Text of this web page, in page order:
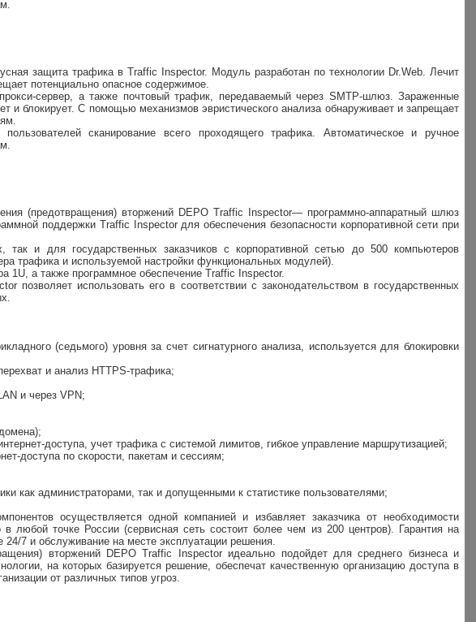
защита трафика в Traffic Inspector. Модуль разработан по технологии Dr.Web. Лечит
потенциально опасное содержимое.
сервер, а также почтовый трафик, передаваемый через SMTP-шлюз. Зараженные
и блокирует. С помощью механизмов эвристического анализа обнаруживает и запрещает
сканирование всего проходящего трафика. Автоматическое и ручное
(предотвращения) вторжений DEPO Traffic Inspector— программно-аппаратный шлюз
поддержки Traffic Inspector для обеспечения безопасности корпоративной сети при
так и для государственных заказчиков с корпоративной сетью до 500 компьютеров
трафика и используемой настройки функциональных модулей).
1U, а также программное обеспечение Traffic Inspector.
использовать его в соответствии с законодательством в государственных
(седьмого) уровня за счет сигнатурного анализа, используется для блокировки
и анализ HTTPS-трафика;
и через VPN;
доступа, учет трафика с системой лимитов, гибкое управление маршрутизацией;
доступа по скорости, пакетам и сессиям;
как администраторами, так и допущенными к статистике пользователями;
осуществляется одной компанией и избавляет заказчика от необходимости
точке России (сервисная сеть состоит более чем из 200 центров). Гарантия на
7 и обслуживание на месте эксплуатации решения.
вторжений DEPO Traffic Inspector идеально подойдет для среднего бизнеса и
на которых базируется решение, обеспечат качественную организацию доступа в
от различных типов угроз.